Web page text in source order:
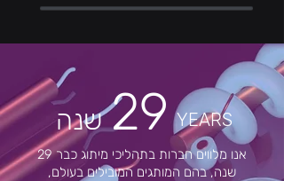
YEARS
אנו מלווים חברות בתהליכי מיתוג כבר 29
שנה, בהם המותגים המובילים בעולם,
29 שנה